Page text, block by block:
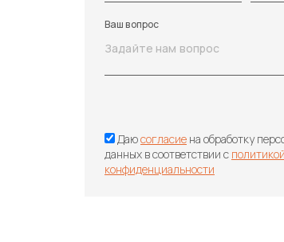
Ваш вопрос
Даюсогласие на обработку
данных в соответствии с политикой
конфиденциальности